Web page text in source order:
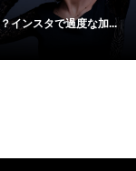
インスタで過度な加...